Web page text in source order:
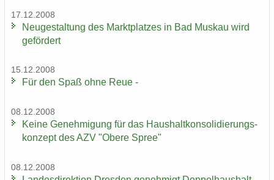
17.12.2008
Neu­ge­stal­tung des Markt­plat­zes in Bad Mus­kau wird
ge­för­dert
15.12.2008
Für den Spaß ohne Reue -
08.12.2008
Keine Ge­neh­mi­gung für das Haus­halt­kon­so­li­die­rungs­
kon­zept des AZV "Obere Spree"
08.12.2008